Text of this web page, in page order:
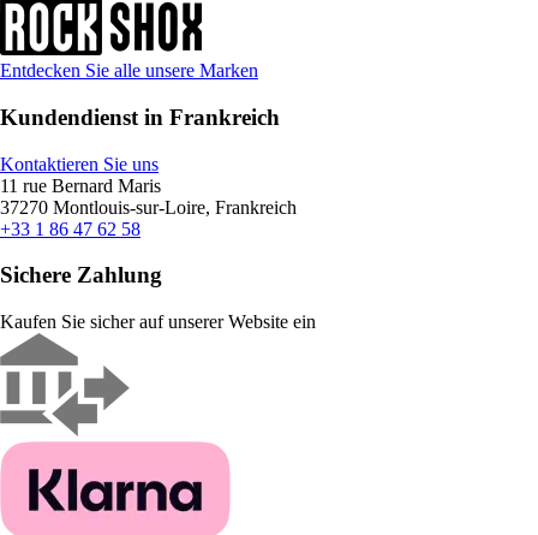
Entdecken Sie alle unsere Marken
Kundendienst in Frankreich
Kontaktieren Sie uns
11 rue Bernard Maris
37270 Montlouis-sur-Loire, Frankreich
+33 1 86 47 62 58
Sichere Zahlung
Kaufen Sie sicher auf unserer Website ein